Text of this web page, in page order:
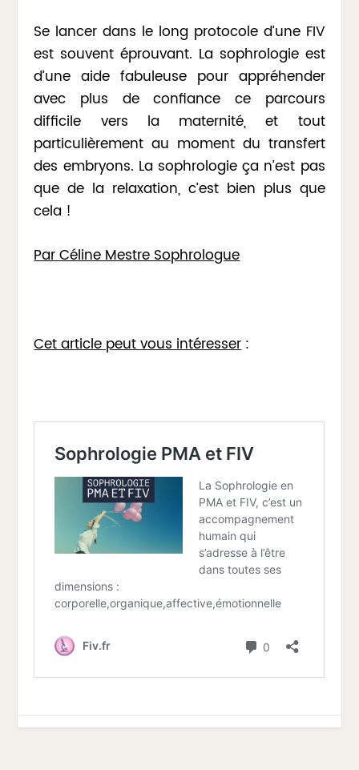
Se lancer dans le long protocole d’une FIV
est souvent éprouvant. La sophrologie est
d’une aide fabuleuse pour appréhender
avec plus de confiance ce parcours
difficile vers la maternité, et tout
particulièrement au moment du transfert
des embryons. La sophrologie ça n’est pas
que de la relaxation, c’est bien plus que
cela !
Par Céline Mestre Sophrologue
Cet article peut vous intéresser: